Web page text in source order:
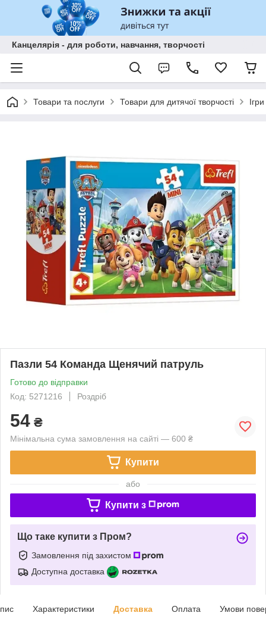
Канцелярія - для роботи, навчання, творчості
Товари та послуги Товари для дитячої творчості
Пазли 54 Команда Щенячий патруль
Готово до відправки
Код: 5271216
Роздріб
54 ₴
Мінімальна сума замовлення на сайті — 600 ₴
Купити
або
Купити з
Що таке купити з Пром?
Замовлення під захистом
Доступна доставка
Характеристики Доставка Оплата Умови